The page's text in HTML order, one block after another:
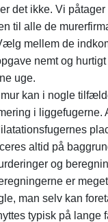
det ikke. Vi påtager
til alle de
mellem de
nemt og
uge.
kan i nogle
i liggefugerne.
altid på
og
er
man selv kan
typisk på lange